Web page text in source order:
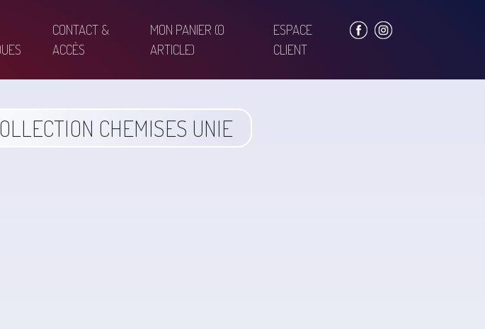
CONTACT &
ACCÈS
MON PANIER (0
ARTICLE)
ESPACE
CLIENT
CHEMISES UNIE